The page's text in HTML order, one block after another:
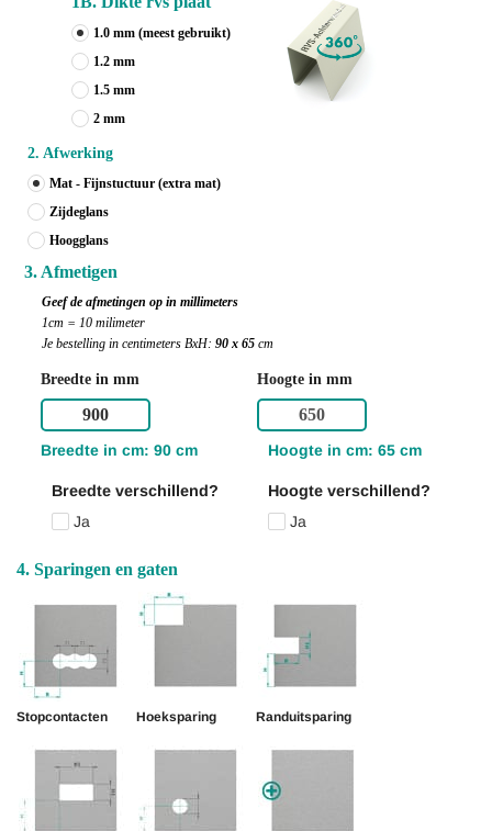
1.0 mm (meest gebruikt)
1.2 mm
1.5 mm
2 mm
2. Afwerking
Mat - Fijnstuctuur (extra mat)
Zijdeglans
Hoogglans
3. Afmetigen
Geef de afmetingen op in millimeters
1cm = 10 milimeter
Je bestelling in centimeters BxH: 90 x 65 cm
Breedte in mm
Breedte in cm: 90 cm
Breedte verschillend?
Ja
Hoogte in mm
Hoogte in cm: 65 cm
Hoogte verschillend?
Ja
4. Sparingen en gaten
Stopcontacten Hoeksparing Randuitsparing